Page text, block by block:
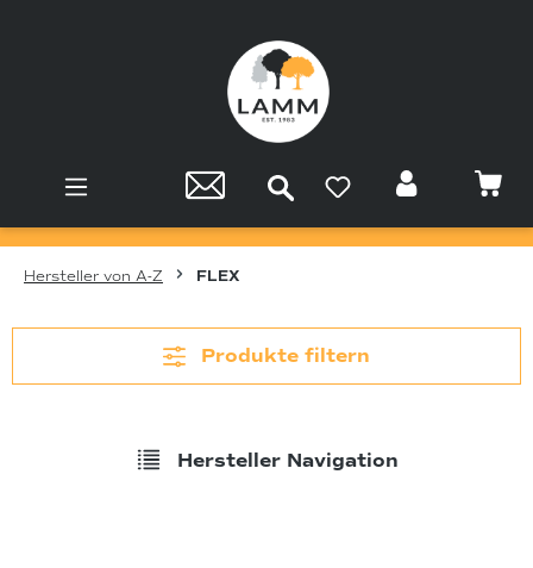
Hersteller von A-Z FLEX
Produkte filtern
Hersteller Navigation